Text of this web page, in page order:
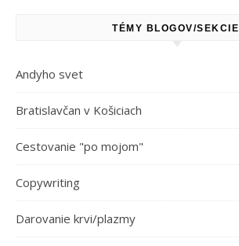
TÉMY BLOGOV/SEKCIE
Andyho svet
Bratislavčan v Košiciach
Cestovanie "po mojom"
Copywriting
Darovanie krvi/plazmy